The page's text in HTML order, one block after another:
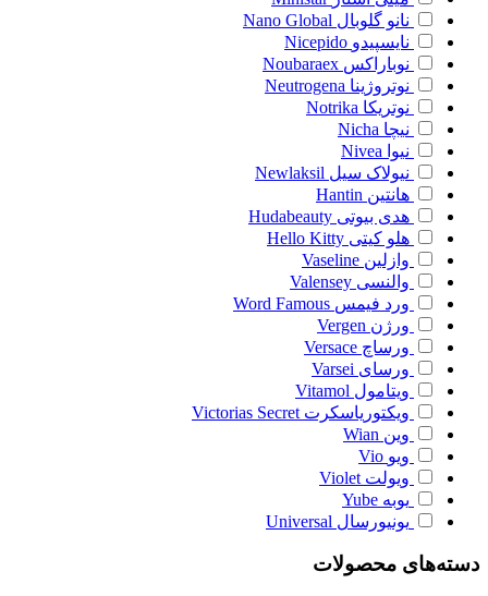
نانو گلوبال Nano Global
نایسپیدو Nicepido
نوباراکس Noubaraex
نوتروژینا Neutrogena
نوتریکا Notrika
نیچا Nicha
نیوا Nivea
نیولاک سیل Newlaksil
هانتین Hantin
هدی بیوتی Hudabeauty
هلو کیتی Hello Kitty
وازلین Vaseline
والنسی Valensey
ورد فیمس Word Famous
ورژن Vergen
ورساچ Versace
ورسای Varsei
ویتامول Vitamol
ویکتوریاسکرت Victorias Secret
وین Wian
ویو Vio
ویولت Violet
یوبه Yube
یونیورسال Universal
دسته‌های محصولات